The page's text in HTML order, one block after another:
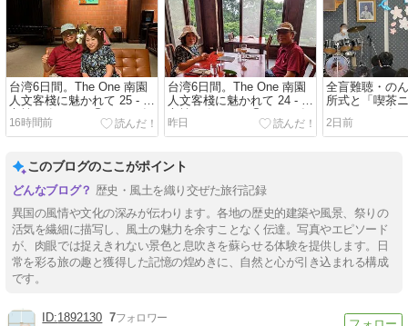
台湾6日間。The One 南園
人文客棧に魅かれて 25 - 同
心樓で晩ごはん②（2026年
6月30日/2日め）
16時間前
台湾6日間。The One 南園
人文客棧に魅かれて 24 - 同
心樓で晩ごはん①（2026年
6月30日/2日め）
昨日
全盲難聴・の
所式と「喫茶
ン」（2023年
SALVATORE
2日前
このブログのここがポイント
歴史・風土を織り交ぜた旅行記録
異国の風情や文化の深みが伝わります。各地の歴史的建築や風景、祭りの
活気を繊細に描写し、風土の魅力を余すことなく伝達。写真やエピソード
が、肉眼では捉えきれない景色と息吹きを蘇らせる体験を提供します。日
常を彩る旅の趣と獲得した記憶の煌めきに、自然と心が引き込まれる構成
です。
1892130 7